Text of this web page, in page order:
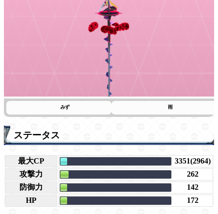
みず 雨
ステータス
最大CP
3351(2964)
攻撃力
262
防御力
142
HP
172